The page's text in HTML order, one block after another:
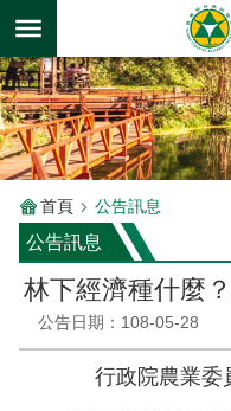
跳到主要內容區塊
首頁 公告訊息
公告訊息
林下經濟種什麼
公告日期：108-05-28
行政院農業委